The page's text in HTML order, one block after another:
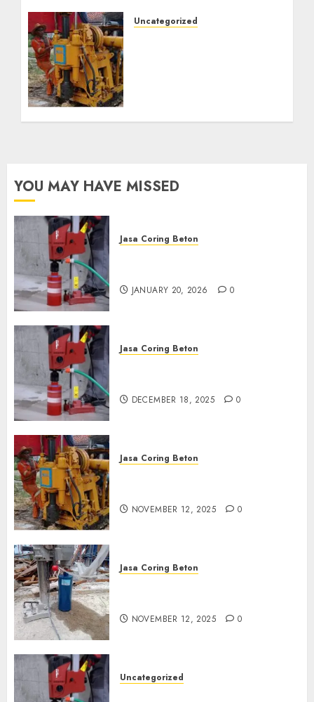
Uncategorized
YOU MAY HAVE MISSED
Jasa Coring Beton
JANUARY 20, 2026 0
Jasa Coring Beton
DECEMBER 18, 2025 0
Jasa Coring Beton
NOVEMBER 12, 2025 0
Jasa Coring Beton
NOVEMBER 12, 2025 0
Uncategorized